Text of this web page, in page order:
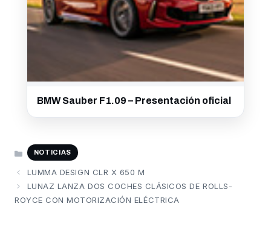
BMW Sauber F1.09 – Presentación oficial
CATEGORÍAS
NOTICIAS
LUMMA DESIGN CLR X 650 M
LUNAZ LANZA DOS COCHES CLÁSICOS DE ROLLS-
ROYCE CON MOTORIZACIÓN ELÉCTRICA